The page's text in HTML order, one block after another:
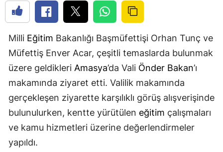
Milli Eğitim Bakanlığı Başmüfettişi Orhan Tunç ve
Müfettiş Enver Acar, çeşitli temaslarda bulunmak
üzere geldikleri Amasya’da Vali Önder Bakan’ı
makamında ziyaret etti. Valilik makamında
gerçekleşen ziyarette karşılıklı görüş alışverişinde
bulunulurken, kentte yürütülen eğitim çalışmaları
ve kamu hizmetleri üzerine değerlendirmeler
yapıldı.